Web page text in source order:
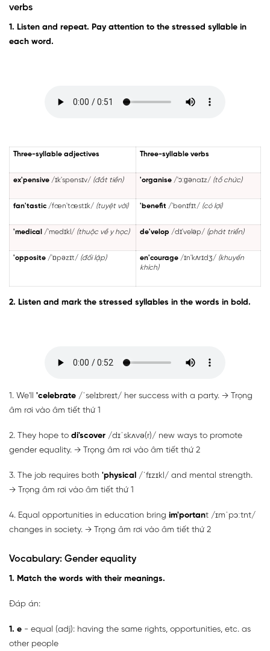
verbs
1. Listen and repeat. Pay attention to the stressed syllable in
each word.
Three-syllable adjectives Three-syllable verbs
ex'pensive /ɪk'spensɪv/ (đắt tiền) 'organise /'ɔːɡənaɪz/ (tổ chức)
fan'tastic /fæn'tæstɪk/ (tuyệt vời) 'benefit /'benɪfɪt/ (có lợi)
'medical /'medɪkl/ (thuộc về y học) de'velop /dɪ'veləp/ (phát triển)
'opposite /'ɒpəzɪt/ (đối lập) en'courage /ɪn'kʌrɪdʒ/ (khuyến
khích)
2. Listen and mark the stressed syllables in the words in bold.
1. We'll 'celebrate /ˈselɪbreɪt/ her success with a party. → Trọng
âm rơi vào âm tiết thứ 1
2. They hope to di'scover /dɪˈskʌvə(r)/ new ways to promote
gender equality. → Trọng âm rơi vào âm tiết thứ 2
3. The job requires both 'physical /ˈfɪzɪkl/ and mental strength.
→ Trọng âm rơi vào âm tiết thứ 1
4. Equal opportunities in education bring im'portant /ɪmˈpɔːtnt/
changes in society. → Trọng âm rơi vào âm tiết thứ 2
Vocabulary: Gender equality
1. Match the words with their meanings.
Đáp án:
1. e - equal (adj): having the same rights, opportunities, etc. as
other people